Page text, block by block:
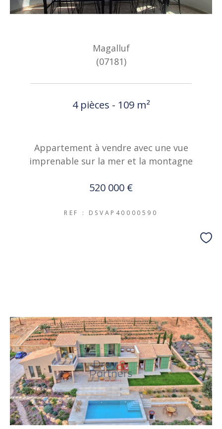
Magalluf
(07181)
4 pièces - 109 m²
Appartement à vendre avec une vue
imprenable sur la mer et la montagne
520 000 €
REF : DSVAP40000590